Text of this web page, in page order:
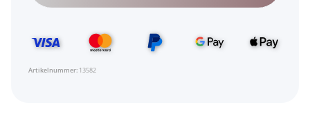
Artikelnummer: 13582